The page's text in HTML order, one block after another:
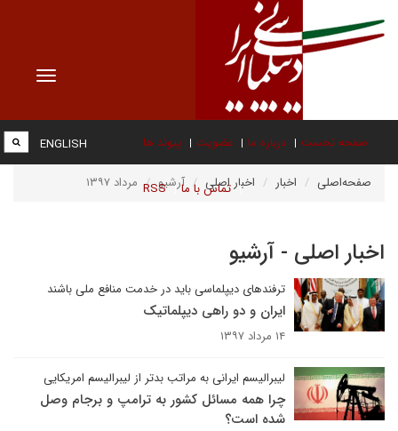
Toggle
صفحه نخست درباره ما عضویت پیوند ها
تماس با ما RSS
ENGLISH
صفحه‌اصلی اخبار اخبار اصلی آرشیو مرداد ۱۳۹۷
اخبار اصلی - آرشیو
ترفندهای دیپلماسی باید در خدمت منافع ملی باشند
ایران و دو راهی دیپلماتیک
۱۴ مرداد ۱۳۹۷
لیبرالیسم ایرانی به مراتب بدتر از لیبرالیسم امریکایی
چرا همه مسائل کشور به ترامپ و برجام وصل
شده است؟